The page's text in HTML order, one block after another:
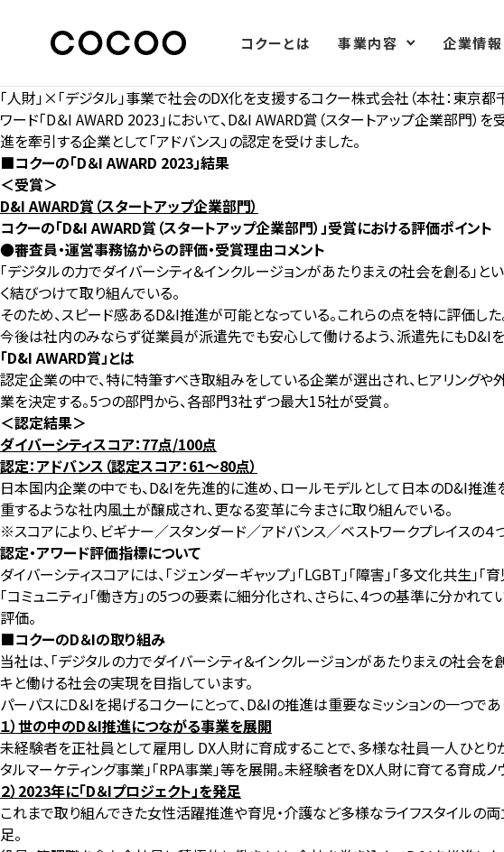
コクーとは 事業内容 企業情報
「人財」×「デジタル」事業で社会のDX化を支援するコクー株式会社（本社：東京
ワード「D＆I AWARD 2023」において、D&I AWARD賞（スタートアップ企業部門
進を牽引する企業として「アドバンス」の認定を受けました。
■コクーの「D＆I AWARD 2023」結果
＜受賞＞
D&I AWARD賞（スタートアップ企業部門）
コクーの「D&I AWARD賞（スタートアップ企業部門）」受賞における評価ポイント
●審査員・運営事務協からの評価・受賞理由コメント
「デジタルの力でダイバーシティ＆インクルージョンがあたりまえの社会を創る」
く結びつけて取り組んでいる。
そのため、スピード感あるD&I推進が可能となっている。これらの点を特に評価した
今後は社内のみならず従業員が派遣先でも安心して働けるよう、派遣先にもD&I
「D&I AWARD賞」とは
認定企業の中で、特に特筆すべき取組みをしている企業が選出され、ヒアリング
業を決定する。5つの部⾨から、各部門3社ずつ最大15社が受賞。
＜認定結果＞
ダイバーシティスコア：77点/100点
認定：アドバンス（認定スコア：61〜80点）
日本国内企業の中でも、D&Iを先進的に進め、ロールモデルとして日本のD&I推
重するような社内風土が醸成され、更なる変革に今まさに取り組んでいる。
※スコアにより、ビギナー／スタンダード／アドバンス／ベストワークプレイスの
認定・アワード評価指標について
ダイバーシティスコアには、「ジェンダーギャップ」「LGBT」「障害」「多文化共生」
「コミュニティ」「働き方」の5つの要素に細分化され、さらに、4つの基準に分か
評価。
■コクーのD＆Iの取り組み
当社は、「デジタルの力でダイバーシティ＆インクルージョンがあたりまえの社会
キと働ける社会の実現を目指しています。
パーパスにD＆Iを掲げるコクーにとって、D&Iの推進は重要なミッションの一つであ
１）世の中のD＆I推進につながる事業を展開
未経験者を正社員として雇用し DX人財に育成することで、多様な社員一人ひとり
タルマーケティング事業」「RPA事業」等を展開。未経験者をDX人財に育てる育成
２）2023年に「D＆Iプロジェクト」を発足
これまで取り組んできた女性活躍推進や育児・介護など多様なライフスタイルの
足。